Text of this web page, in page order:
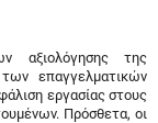
αξιολόγησης της
επαγγελματικών
εργασίας στους
Πρόσθετα, οι